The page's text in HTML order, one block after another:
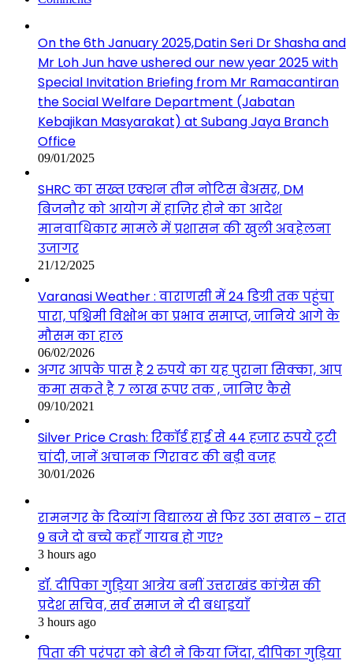
On the 6th January 2025,Datin Seri Dr Shasha and
Mr Loh Jun have ushered our new year 2025 with
Special Invitation Briefing from Mr Ramacantiran
the Social Welfare Department (Jabatan
Kebajikan Masyarakat) at Subang Jaya Branch
Office
09/01/2025
SHRC का सख्त एक्शन तीन नोटिस बेअसर, DM
बिजनौर को आयोग में हाज़िर होने का आदेश
मानवाधिकार मामले में प्रशासन की खुली अवहेलना
उजागर
21/12/2025
Varanasi Weather : वाराणसी में 24 डिग्री तक पहुंचा
पारा, पश्चिमी विक्षोभ का प्रभाव समाप्त, जानिये आगे के
मौसम का हाल
06/02/2026
अगर आपके पास है 2 रुपये का यह पुराना सिक्का, आप
कमा सकते है 7 लाख रूपए तक , जानिए कैसे
09/10/2021
Silver Price Crash: रिकॉर्ड हाई से 44 हजार रुपये टूटी
चांदी, जानें अचानक गिरावट की बड़ी वजह
30/01/2026
रामनगर के दिव्यांग विद्यालय से फिर उठा सवाल – रात
9 बजे दो बच्चे कहाँ गायब हो गए?
3 hours ago
डॉ. दीपिका गुड़िया आत्रेय बनीं उत्तराखंड कांग्रेस की
प्रदेश सचिव, सर्व समाज ने दी बधाइयाँ
3 hours ago
पिता की परंपरा को बेटी ने किया जिंदा, दीपिका गुड़िया